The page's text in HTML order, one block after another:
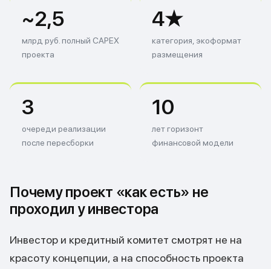
~2,5
млрд руб. полный CAPEX
проекта
4★
категория, экоформат
размещения
3
очереди реализации
после пересборки
10
лет горизонт
финансовой модели
Почему проект «как есть» не
проходил у инвестора
Инвестор и кредитный комитет смотрят не на
красоту концепции, а на способность проекта